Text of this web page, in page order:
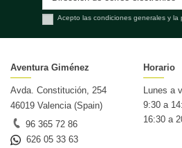
Acepto las condiciones generales y la
Aventura Giménez
Avda. Constitución, 254
46019 Valencia (Spain)
96 365 72 86
626 05 33 63
Horario
Lunes a
9:30 a
16:30 a